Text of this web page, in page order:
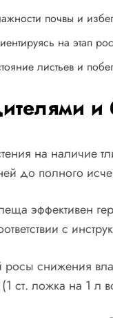
почвы и
на этап
листьев и
на
до полного
эффективен
с
снижения
ст. ложка на 1 л